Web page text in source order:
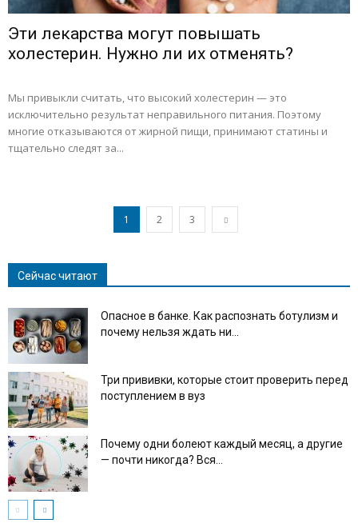
Эти лекарства могут повышать
холестерин. Нужно ли их отменять?
Мы привыкли считать, что высокий холестерин — это
исключительно результат неправильного питания. Поэтому
многие отказываются от жирной пищи, принимают статины и
тщательно следят за...
1 2 3
Сейчас читают
Опасное в банке. Как распознать ботулизм и
почему нельзя ждать ни...
Три прививки, которые стоит проверить перед
поступлением в вуз
Почему одни болеют каждый месяц, а другие
— почти никогда? Вся...